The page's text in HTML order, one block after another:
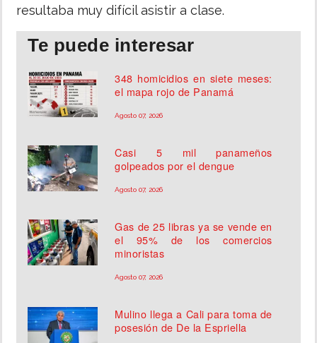
resultaba muy difícil asistir a clase.
Te puede interesar
348 homicidios en siete meses:
el mapa rojo de Panamá
Agosto 07, 2026
Casi 5 mil panameños
golpeados por el dengue
Agosto 07, 2026
Gas de 25 libras ya se vende en
el 95% de los comercios
minoristas
Agosto 07, 2026
Mulino llega a Cali para toma de
posesión de De la Espriella